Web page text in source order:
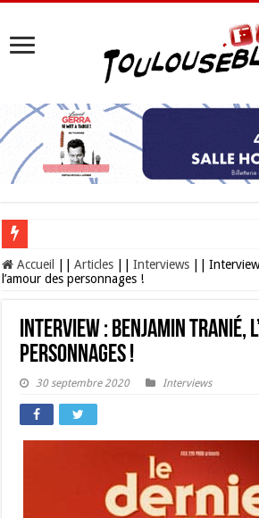
Toulouse Plages 2026 : votre oasis estivale
Accueil Articles Interviews
l’amour des personnages !
Interview : Benjamin Tranié,
personnages !
30 septembre 2020 Interviews